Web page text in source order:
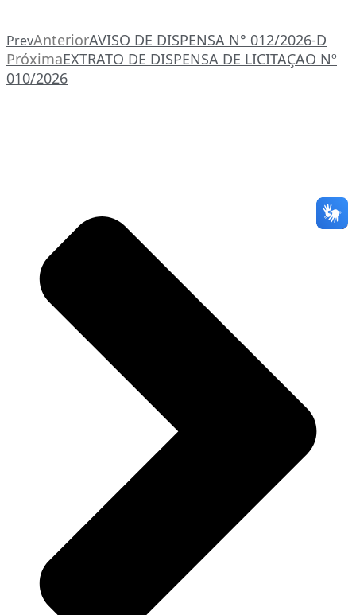
PrevAnteriorAVISO DE DISPENSA N° 012/2026-D
PróximaEXTRATO DE DISPENSA DE LICITAÇAO Nº
010/2026